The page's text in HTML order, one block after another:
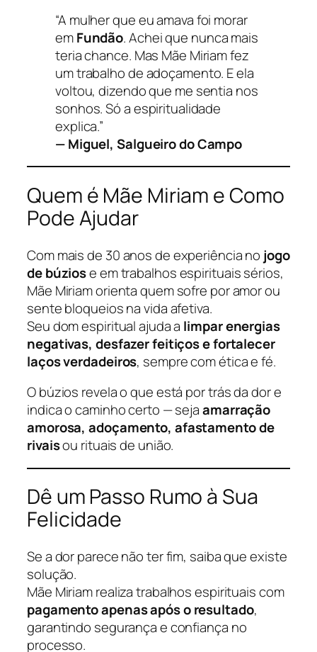
“A mulher que eu amava foi morar
emFundão. Achei que nunca mais
teria chance. Mas Mãe Miriam fez
um trabalho de adoçamento. E ela
voltou, dizendo que me sentia nos
sonhos. Só a espiritualidade
explica.”
— Miguel, Salgueiro do Campo
Quem é Mãe Miriam e Como
Pode Ajudar
Com mais de 30 anos de experiência no jogo
de búziose em trabalhos espirituais sérios,
Mãe Miriam orienta quem sofre por amor ou
sente bloqueios na vida afetiva.
Seu dom espiritual ajuda a limpar energias
negativas, desfazer feitiços e fortalecer
laços verdadeiros, sempre com ética e fé.
O búzios revela o que está por trás da dor e
indica o caminho certo — sejaamarração
amorosa, adoçamento, afastamento de
rivaisou rituais de união.
Dê um Passo Rumo à Sua
Felicidade
Se a dor parece não ter fim, saiba que existe
solução.
Mãe Miriam realiza trabalhos espirituais com
pagamento apenas após o resultado,
garantindo segurança e confiança no
processo.